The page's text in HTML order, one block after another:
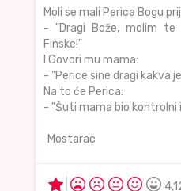
Moli se mali Perica Bogu
- "Dragi Bože, molim te
Finske!"
I Govori mu mama:
- "Perice sine dragi kakva
Na to će Perica:
- "Šuti mama bio kontrolni
Mostarac